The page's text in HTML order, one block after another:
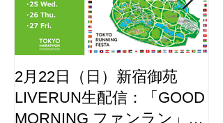
2月22日（日）新宿御苑
LIVERUN生配信：「GOOD
MORNING ファンラン」